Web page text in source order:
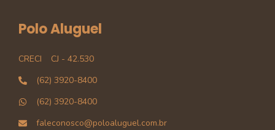
Polo Aluguel
CRECI
CJ - 42.530
(62) 3920-8400
(62) 3920-8400
faleconosco@poloaluguel.com.br